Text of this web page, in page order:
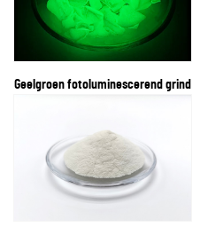
Geelgroen fotoluminescerend grind